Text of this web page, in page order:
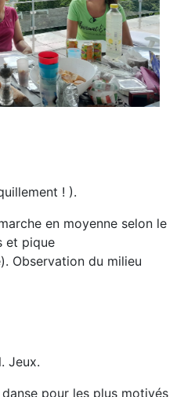
! ).
en moyenne selon le
et pique
Observation du milieu
Jeux.
pour les plus motivés